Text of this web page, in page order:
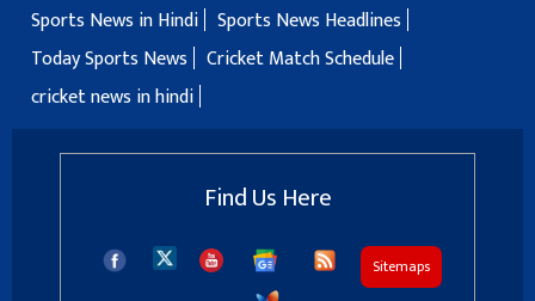
Sports News in Hindi Sports News Headlines
Today Sports News
Cricket Match Schedule
cricket news in hindi
Find Us Here
Sitemaps